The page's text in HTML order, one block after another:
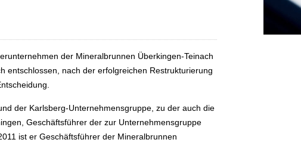
der Mineralbrunnen Überkingen-Teinach
entschlossen, nach der erfolgreichen Restrukturierung
der Karlsberg-Unternehmensgruppe, zu der auch die
Geschäftsführer der zur Unternehmensgruppe
ist er Geschäftsführer der Mineralbrunnen